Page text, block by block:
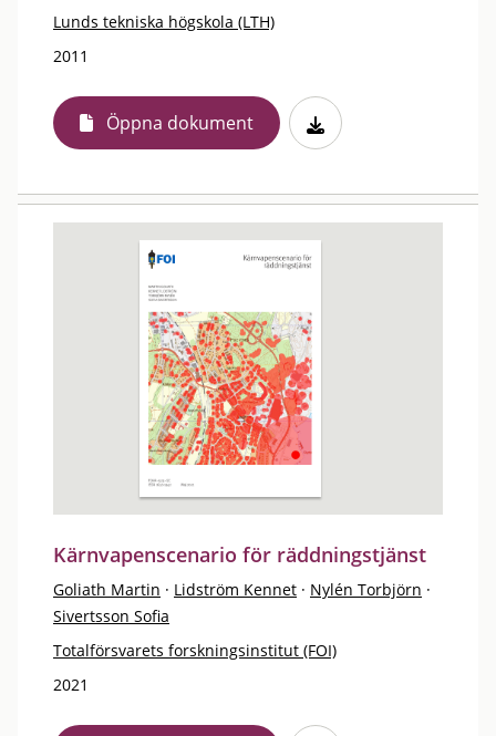
Lunds tekniska högskola (LTH)
2011
Öppna dokument
Kärnvapenscenario för räddningstjänst
Goliath Martin · Lidström Kennet · Nylén Torbjörn ·
Sivertsson Sofia
Totalförsvarets forskningsinstitut (FOI)
2021